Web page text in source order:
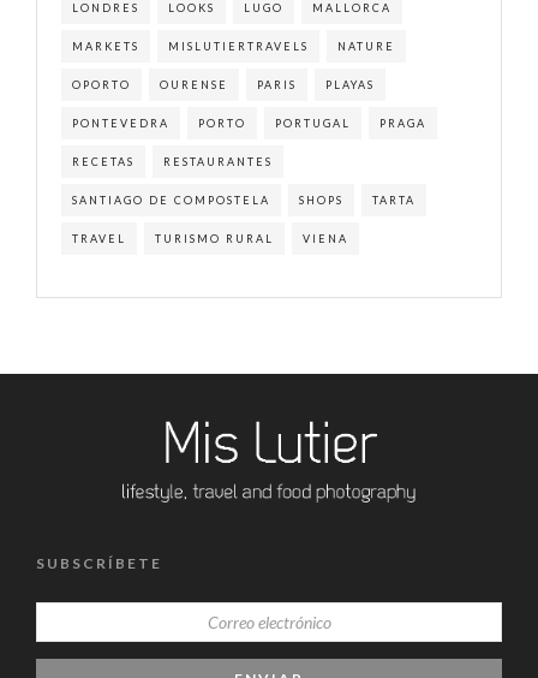
LONDRES LOOKS LUGO MALLORCA
MARKETS MISLUTIERTRAVELS NATURE
OPORTO OURENSE PARIS PLAYAS
PONTEVEDRA PORTO PORTUGAL PRAGA
RECETAS RESTAURANTES
SANTIAGO DE COMPOSTELA SHOPS TARTA
TRAVEL TURISMO RURAL VIENA
SUBSCRÍBETE